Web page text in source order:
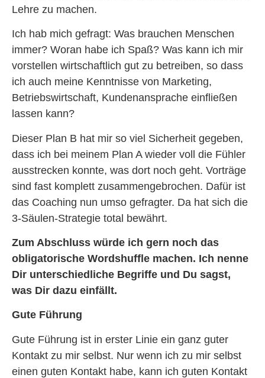
Lehre zu machen.
Ich hab mich gefragt: Was brauchen Menschen
immer? Woran habe ich Spaß? Was kann ich mir
vorstellen wirtschaftlich gut zu betreiben, so dass
ich auch meine Kenntnisse von Marketing,
Betriebswirtschaft, Kundenansprache einfließen
lassen kann?
Dieser Plan B hat mir so viel Sicherheit gegeben,
dass ich bei meinem Plan A wieder voll die Fühler
ausstrecken konnte, was dort noch geht. Vorträge
sind fast komplett zusammengebrochen. Dafür ist
das Coaching nun umso gefragter. Da hat sich die
3-Säulen-Strategie total bewährt.
Zum Abschluss würde ich gern noch das
obligatorische Wordshuffle machen. Ich nenne
Dir unterschiedliche Begriffe und Du sagst,
was Dir dazu einfällt.
Gute Führung
Gute Führung ist in erster Linie ein ganz guter
Kontakt zu mir selbst. Nur wenn ich zu mir selbst
einen guten Kontakt habe, kann ich guten Kontakt